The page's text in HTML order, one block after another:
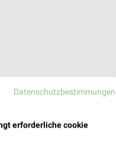
Datenschutzbestimmungen
erforderliche cookie